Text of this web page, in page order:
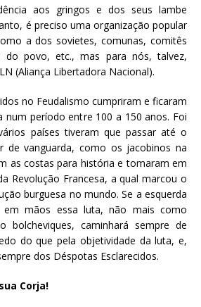
aos gringos e dos seus lambe
é preciso uma organização popular
a dos sovietes, comunas, comitês
do povo, etc., mas para nós, talvez,
(Aliança Libertadora Nacional).
no Feudalismo cumpriram e ficaram
num período entre 100 a 150 anos. Foi
países tiveram que passar até o
de vanguarda, como os jacobinos na
as costas para história e tomaram em
Revolução Francesa, a qual marcou o
burguesa no mundo. Se a esquerda
em mãos essa luta, não mais como
bolcheviques, caminhará sempre de
do que pela objetividade da luta, e,
dos Déspotas Esclarecidos.
Corja!